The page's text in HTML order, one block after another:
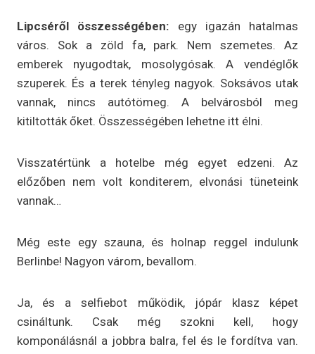
Lipcséről összességében: egy igazán hatalmas
város. Sok a zöld fa, park. Nem szemetes. Az
emberek nyugodtak, mosolygósak. A vendéglők
szuperek. És a terek tényleg nagyok. Soksávos utak
vannak, nincs autótömeg. A belvárosból meg
kitiltották őket. Összességében lehetne itt élni.
Visszatértünk a hotelbe még egyet edzeni. Az
előzőben nem volt konditerem, elvonási tüneteink
vannak…
Még este egy szauna, és holnap reggel indulunk
Berlinbe! Nagyon várom, bevallom.
Ja, és a selfiebot működik, jópár klasz képet
csináltunk. Csak még szokni kell, hogy
komponálásnál a jobbra balra, fel és le fordítva van.